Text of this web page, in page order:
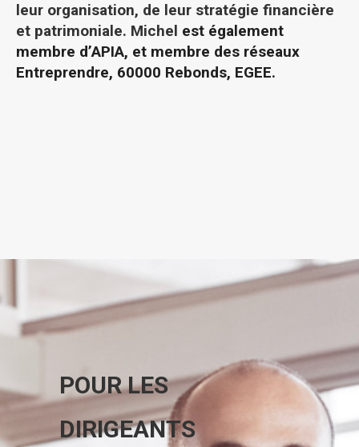
leur organisation, de leur stratégie financière
et patrimoniale. Michel est également
membre d’APIA, et membre des réseaux
Entreprendre, 60000 Rebonds, EGEE.
POUR LES
DIRIGEANTS